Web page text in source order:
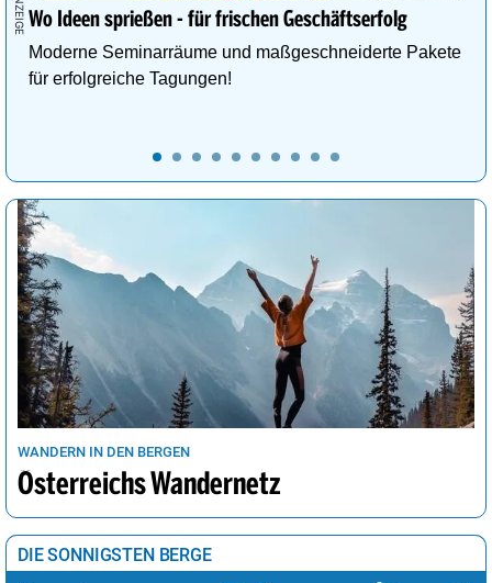
Wo Ideen sprießen - für frischen Geschäftserfolg
Moderne Seminarräume und maßgeschneiderte Pakete
für erfolgreiche Tagungen!
WANDERN IN DEN BERGEN
Österreichs Wandernetz
DIE SONNIGSTEN BERGE